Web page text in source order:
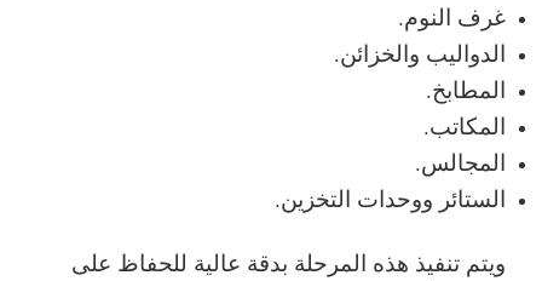
غرف النوم.
الدواليب والخزائن.
المطابخ.
المكاتب.
المجالس.
الستائر ووحدات التخزين.
ويتم تنفيذ هذه المرحلة بدقة عالية للحفاظ على